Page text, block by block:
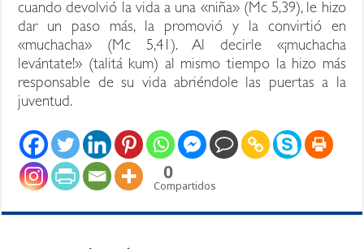
cuando devolvió la vida a una «niña» (Mc 5,39), le hizo
dar un paso más, la promovió y la convirtió en
«muchacha» (Mc 5,41). Al decirle «¡muchacha
levántate!» (talitá kum) al mismo tiempo la hizo más
responsable de su vida abriéndole las puertas a la
juventud.
0
Compartidos